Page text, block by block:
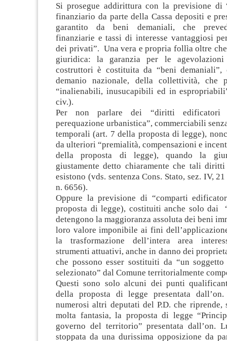
Si prosegue addirittura con la previsione di
finanziario da parte della Cassa depositi e
garantito da beni demaniali, che
finanziarie e tassi di interesse vantaggiosi
dei privati”. Una vera e propria follìa oltre che
giuridica: la garanzia per le
costruttori è costituita da “beni
demanio nazionale, della collettività, che
“inalienabili, inusucapibili ed in
civ.).
Per non parlare dei “diritti edificatori
perequazione urbanistica”, commerciabili
temporali (art. 7 della proposta di legge),
da ulteriori “premialità, compensazioni e
della proposta di legge), quando la
giustamente detto chiaramente che tali
esistono (vds. sentenza Cons. Stato, sez. IV,
n. 6656).
Oppure la previsione di “comparti
proposta di legge), costituiti anche solo dai
detengono la maggioranza assoluta dei beni
loro valore imponibile ai fini
la trasformazione dell’intera area
strumenti attuativi, anche in danno dei
che possono esser sostituiti da “un
selezionato” dal Comune territorialmente
Questi sono solo alcuni dei punti
della proposta di legge presentata
numerosi altri deputati del P.D. che riprende,
molta fantasia, la proposta di legge
governo del territorio” presentata dall’on.
stoppata da una durissima opposizione da